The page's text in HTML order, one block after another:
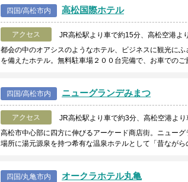
四国/高松市内 高松国際ホテル
アクセス
JR高松駅より車で約15分、高松空港よ
都会の中のオアシスのようなホテル、ビジネスに観光に
を備えたホテル。無料駐車場２００台完備で、お車での
四国/高松市内 ニューグランデみまつ
アクセス
JR高松駅より車で約3分、高松空港よ
高松市中心部に四方に伸びるアーケード商店街。ニュー
場所に湯元源泉を持つ希有な温泉ホテルとして「昔なが
四国/丸亀市内 オークラホテル丸亀